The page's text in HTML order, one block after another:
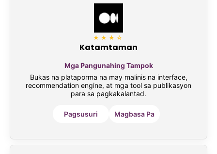
★★★☆
Katamtaman
Mga Pangunahing Tampok
Bukas na plataporma na may malinis na interface,
recommendation engine, at mga tool sa publikasyon
para sa pagkakalantad.
Pagsusuri Magbasa Pa